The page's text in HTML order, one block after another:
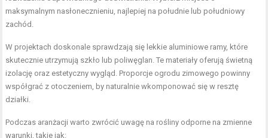
maksymalnym nasłonecznieniu, najlepiej na południe lub południowy
zachód.
W projektach doskonale sprawdzają się lekkie aluminiowe ramy, które
skutecznie utrzymują szkło lub poliwęglan. Te materiały oferują świetną
izolację oraz estetyczny wygląd. Proporcje ogrodu zimowego powinny
współgrać z otoczeniem, by naturalnie wkomponować się w resztę
działki.
Podczas aranżacji warto zwrócić uwagę na rośliny odporne na zmienne
warunki, takie jak: